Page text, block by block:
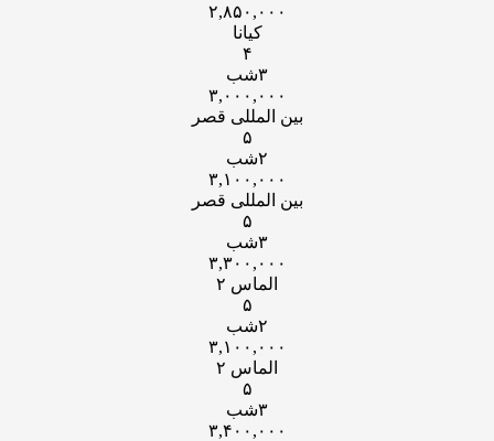
۲,۸۵۰,۰۰۰
کیانا
۴
۳شب
۳,۰۰۰,۰۰۰
بین المللی قصر
۵
۲شب
۳,۱۰۰,۰۰۰
بین المللی قصر
۵
۳شب
۳,۳۰۰,۰۰۰
الماس ۲
۵
۲شب
۳,۱۰۰,۰۰۰
الماس ۲
۵
۳شب
۳,۴۰۰,۰۰۰